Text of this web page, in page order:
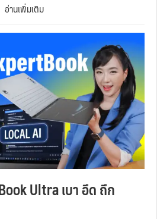
อ่านเพิ่มเติม
Ultra เบา อึด ถึก